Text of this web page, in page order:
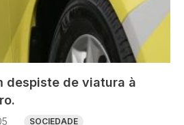
despiste de viatura à
SOCIEDADE